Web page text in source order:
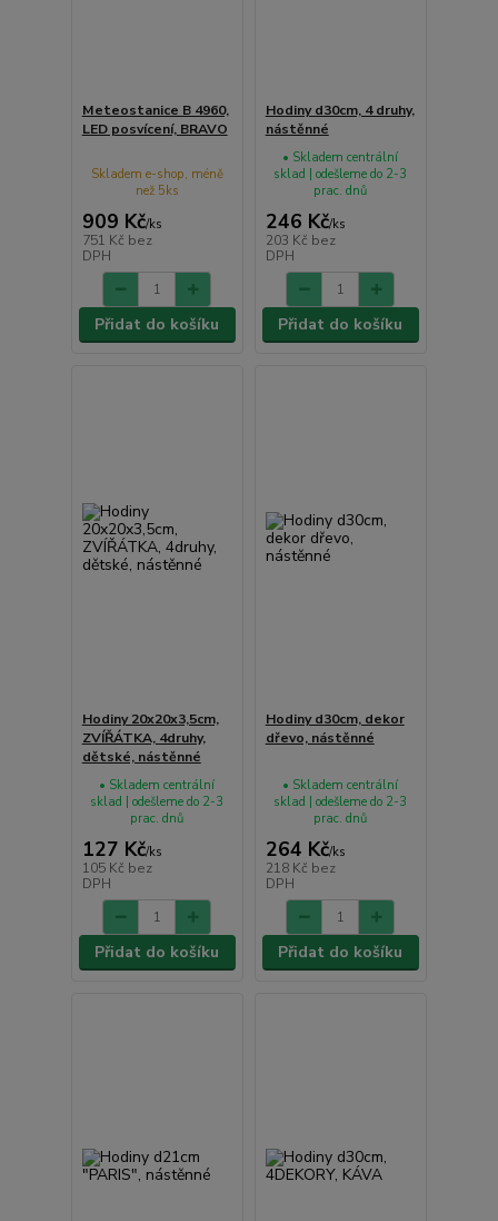
Meteostanice B 4960,
LED posvícení, BRAVO
909 Kč/ks
751 Kč bez
DPH
Skladem e-shop, méně
než 5ks
Přidat do košíku
Hodiny d30cm, 4 druhy,
nástěnné
246 Kč/ks
203 Kč bez
DPH
• Skladem centrální
sklad | odešleme do 2-3
prac. dnů
Přidat do košíku
Hodiny 20x20x3,5cm,
ZVÍŘÁTKA, 4druhy,
dětské, nástěnné
127 Kč/ks
105 Kč bez
DPH
• Skladem centrální
sklad | odešleme do 2-3
prac. dnů
Přidat do košíku
Hodiny d30cm, dekor
dřevo, nástěnné
264 Kč/ks
218 Kč bez
DPH
• Skladem centrální
sklad | odešleme do 2-3
prac. dnů
Přidat do košíku